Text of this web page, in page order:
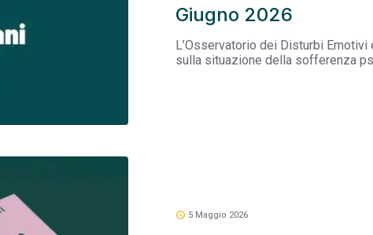
Giugno 2026
L’Osservatorio dei Disturbi
sulla situazione della sofferenza
schedule 5 Maggio 2026